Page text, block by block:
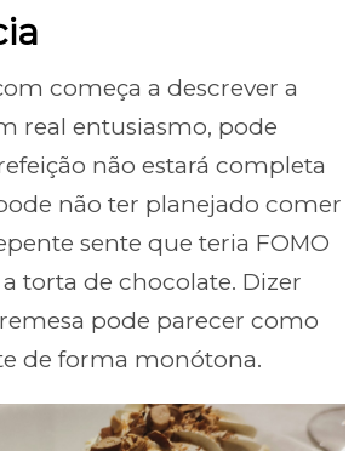
começa a descrever a
real entusiasmo, pode
não estará completa
não ter planejado comer
sente que teria FOMO
torta de chocolate. Dizer
pode parecer como
de forma monótona.